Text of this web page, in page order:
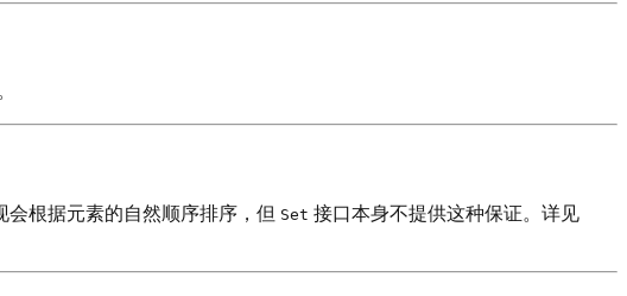
。
会根据元素的自然顺序排序，但 Set 接口本身不提供这种保证。详见